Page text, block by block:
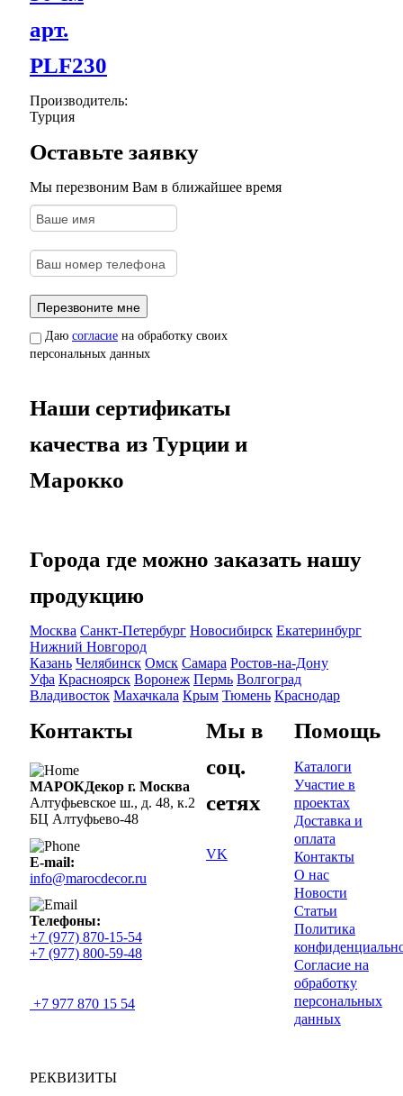
арт.
PLF230
Производитель:
Турция
Оставьте заявку
Мы перезвоним Вам в ближайшее время
Даю согласие на обработку своих
персональных данных
Наши сертификаты
качества из Турции и
Марокко
Города где можно заказать нашу
продукцию
Москва Санкт-Петербург Новосибирск Екатеринбург
Нижний Новгород
Казань Челябинск Омск Самара Ростов-на-Дону
Уфа Красноярск Воронеж Пермь Волгоград
Владивосток Махачкала Крым Тюмень Краснодар
Контакты
МАРОКДекор г. Москва
Алтуфьевское ш., д. 48, к.2
БЦ Алтуфьево-48
E-mail:
info@marocdecor.ru
Телефоны:
+7 (977) 870-15-54
+7 (977) 800-59-48
+7 977 870 15 54
РЕКВИЗИТЫ
Мы в
соц.
сетях
VK
Помощь
Каталоги
Участие в
проектах
Доставка и
оплата
Контакты
О нас
Новости
Статьи
Политика
Согласие на
обработку
персональных
данных